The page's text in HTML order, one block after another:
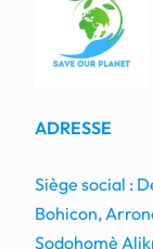
ADRESSE
Siège social :
Bohicon,
Sodohomè